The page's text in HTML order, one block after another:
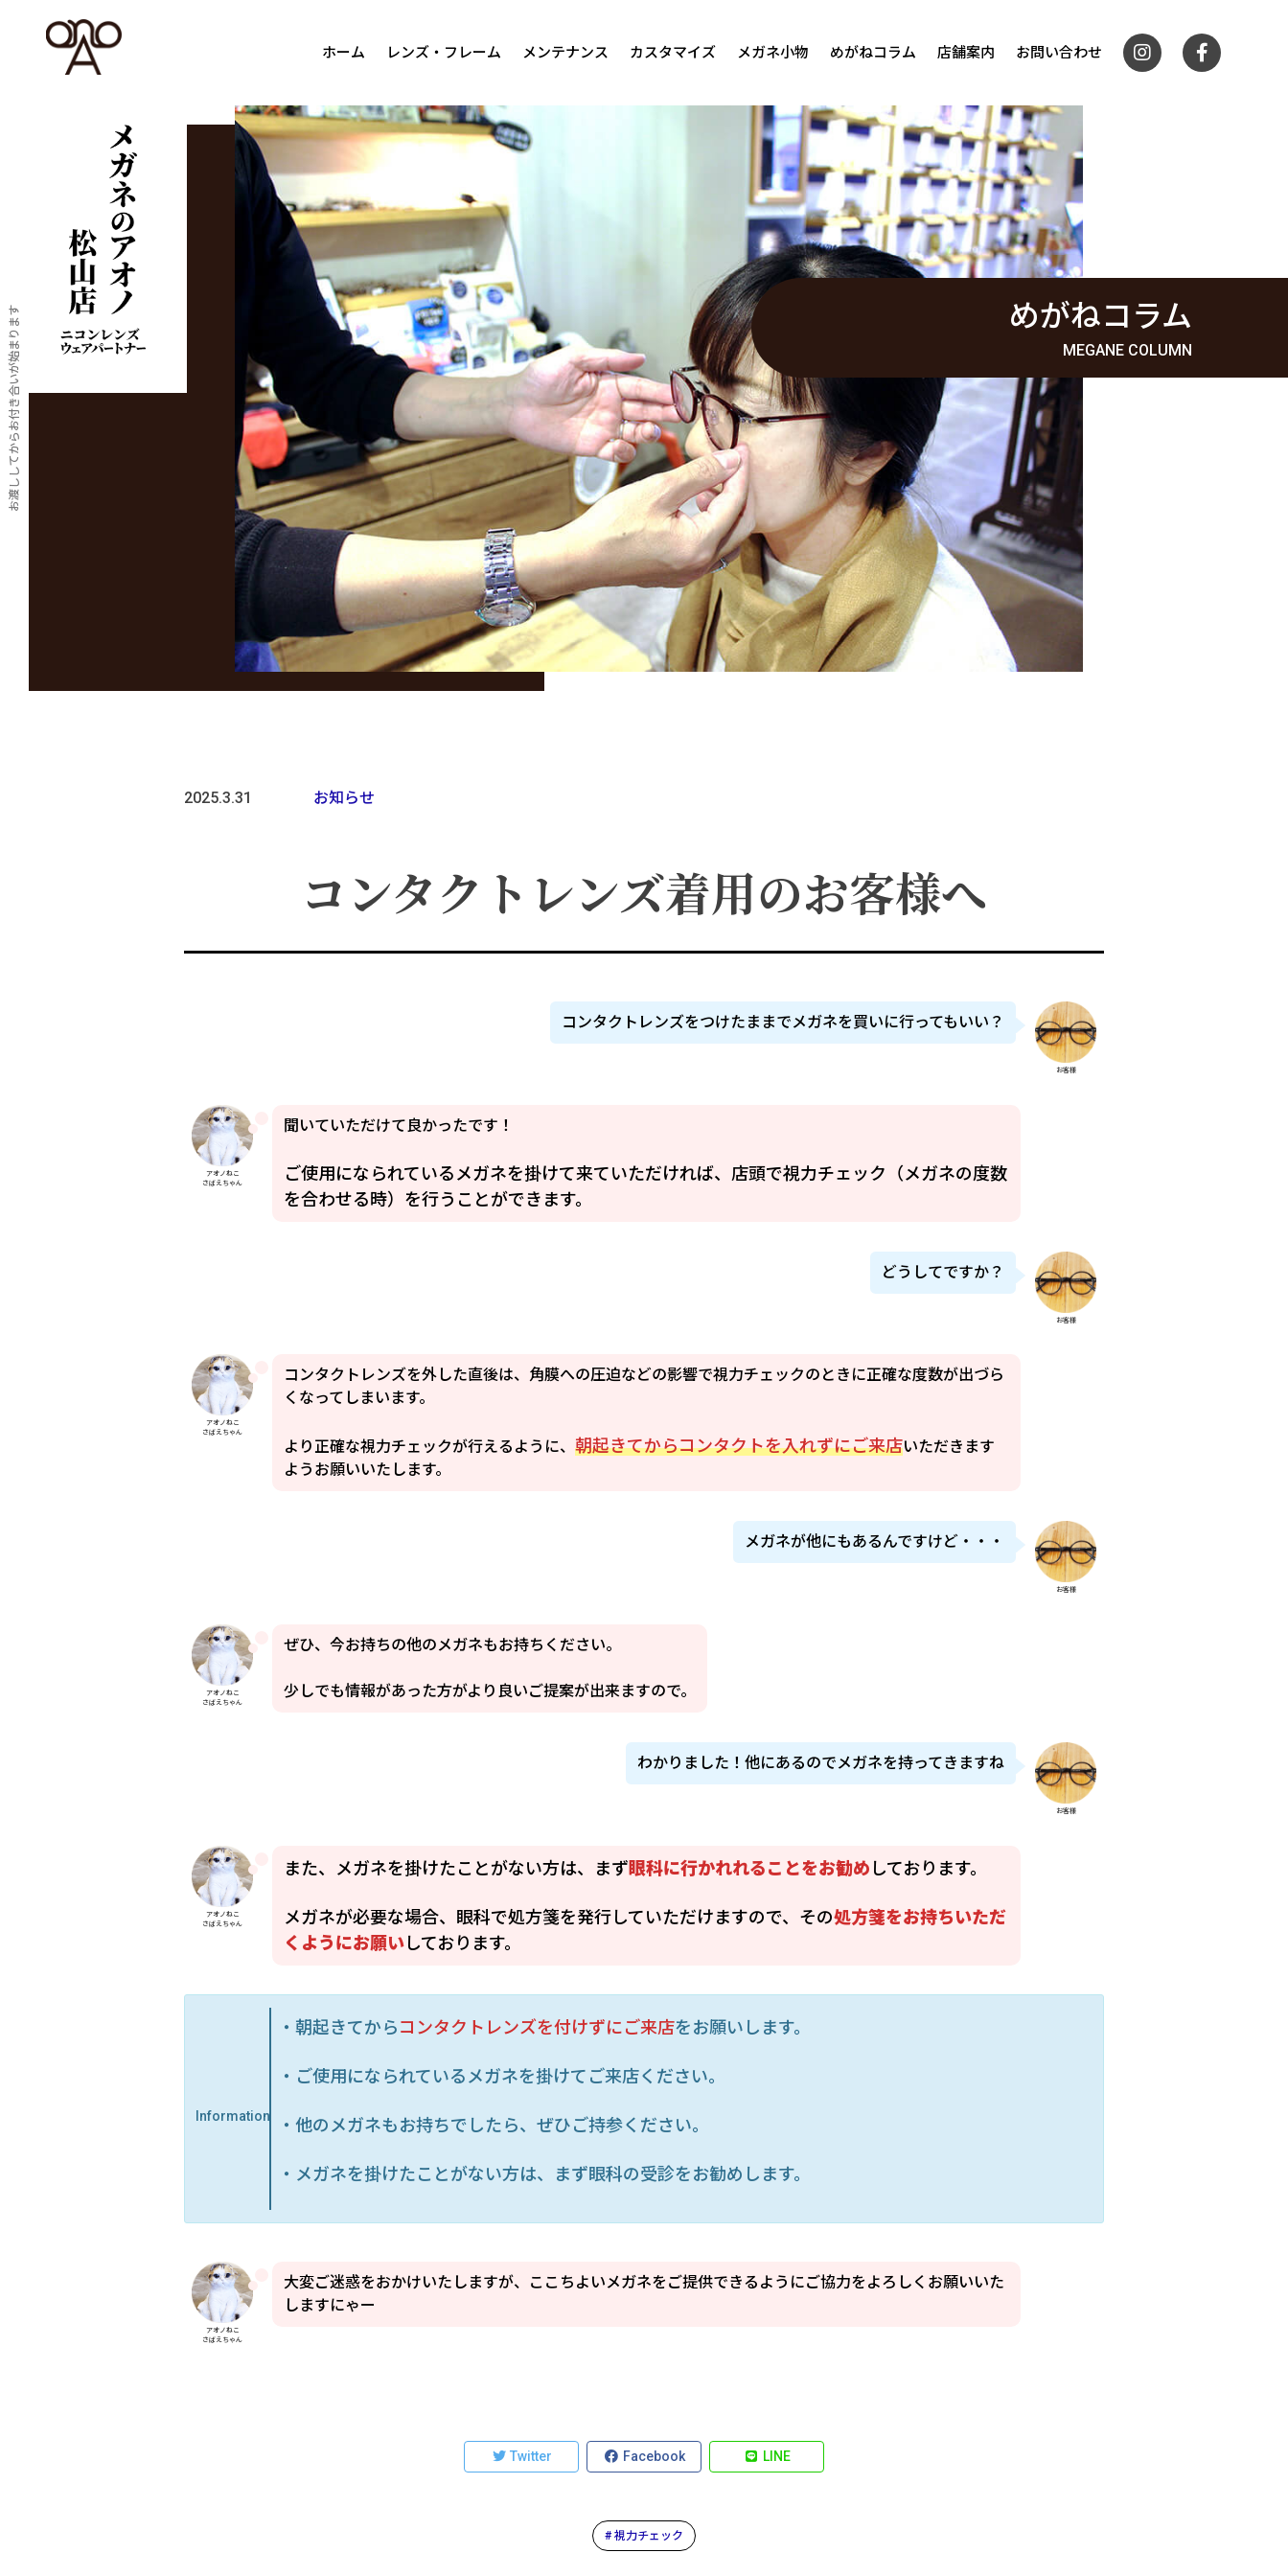
ホーム レンズ・フレーム メンテナンス カスタマイズ メガネ小物 めがねコラム 店舗案内 お問い合わせ
お渡ししてからお付き合いが始まります めがねコラム
2025.3.31 お知らせ
コンタクトレンズ着用のお客様へ
お客様
コンタクトレンズをつけたままでメガネを買いに行ってもいい？
アオノねこ
さばえちゃん
聞いていただけて良かったです！
ご使用になられているメガネを掛けて来ていただければ、店頭で視力チェック（メガネの度数
を合わせる時）を行うことができます。
お客様
どうしてですか？
アオノねこ
さばえちゃん
コンタクトレンズを外した直後は、角膜への圧迫などの影響で視力チェックのときに正確な度数が出づら
くなってしまいます。
より正確な視力チェックが行えるように、 朝起きてからコンタクトを入れずにご来店いただきます
ようお願いいたします。
お客様
メガネが他にもあるんですけど・・・
アオノねこ
さばえちゃん
ぜひ、今お持ちの他のメガネもお持ちください。
少しでも情報があった方がより良いご提案が出来ますので。
お客様
わかりました！他にあるのでメガネを持ってきますね
アオノねこ
さばえちゃん
また、メガネを掛けたことがない方は、まず眼科に行かれれることをお勧め しております。
メガネが必要な場合、眼科で処方箋を発行していただけますので、その処方箋をお持ちいただ
くようにお願いしております。
Information
・朝起きてからコンタクトレンズを付けずにご来店をお願いします。
・ご使用になられているメガネを掛けてご来店ください。
・他のメガネもお持ちでしたら、ぜひご持参ください。
・メガネを掛けたことがない方は、まず眼科の受診をお勧めします。
アオノねこ
さばえちゃん
大変ご迷惑をおかけいたしますが、ここちよいメガネをご提供できるようにご協力をよろしくお願いいた
しますにゃー
Twitter Facebook LINE
# 視力チェック